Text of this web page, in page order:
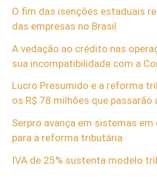
O fim das isenções estaduais
das empresas no Brasil
A vedação ao crédito nas
sua incompatibilidade com a
Lucro Presumido e a reforma
os R$ 78 milhões que passarão
Serpro avança em sistemas
para a reforma tributária
IVA de 25% sustenta modelo